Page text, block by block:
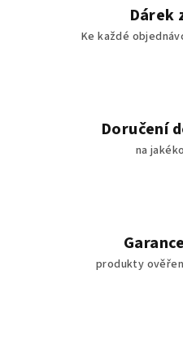
Dárek
Ke každé
Doručení
na
produkty